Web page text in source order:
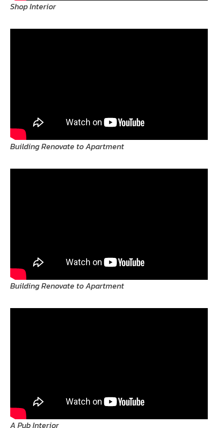
Shop Interior
Building Renovate to Apartment
Building Renovate to Apartment
A Pub Interior